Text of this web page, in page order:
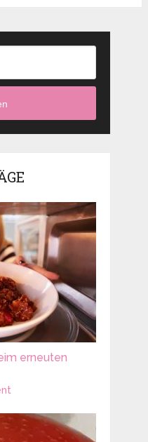
erneuten